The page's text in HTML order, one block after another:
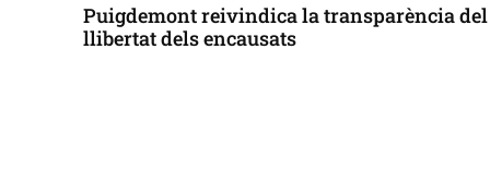
Puigdemont reivindica la transparència
llibertat dels encausats